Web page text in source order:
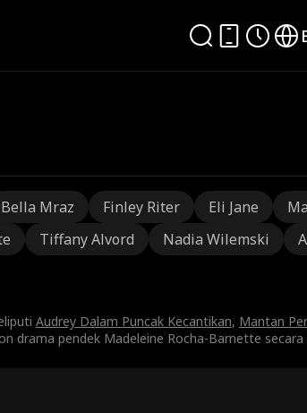
Bella Mraz Finley Riter Eli Jane
Tiffany Alvord Nadia Wilemski
Audrey Dalam Puncak Kecantikan, Mantan
drama pendek Madeleine Rocha-Barnette